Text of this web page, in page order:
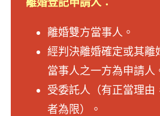
離婚雙方當事人。
經判決離婚確定或其離
當事人之一方為申請人
受委託人（有正當理由
者為限）。